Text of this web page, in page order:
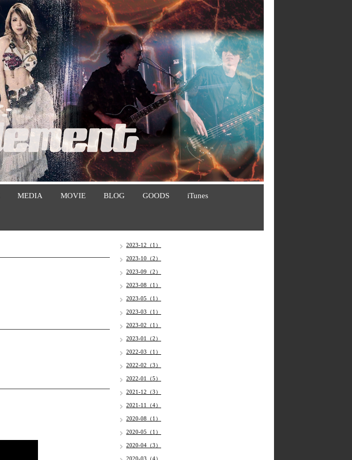
MEDIA MOVIE BLOG GOODS iTunes
2023-12（1）
2023-10（2）
2023-09（2）
2023-08（1）
2023-05（1）
2023-03（1）
2023-02（1）
2023-01（2）
2022-03（1）
2022-02（3）
2022-01（5）
2021-12（3）
2021-11（4）
2020-08（1）
2020-05（1）
2020-04（3）
2020-03（4）